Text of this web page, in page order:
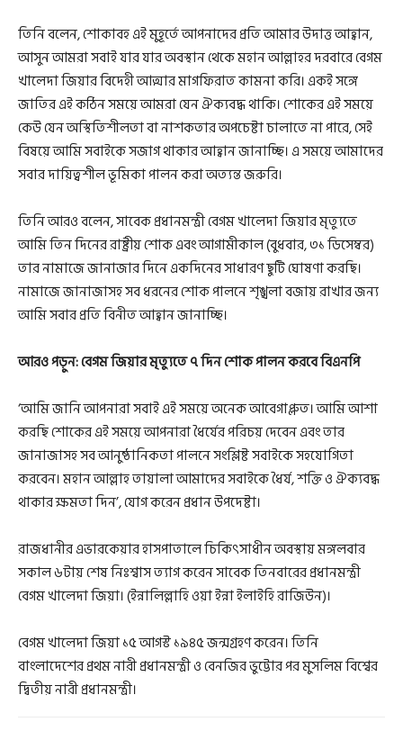
তিনি বলেন, শোকাবহ এই মুহূর্তে আপনাদের প্রতি আমার উদাত্ত আহ্বান,
আসুন আমরা সবাই যার যার অবস্থান থেকে মহান আল্লাহর দরবারে বেগম
খালেদা জিয়ার বিদেহী আত্মার মাগফিরাত কামনা করি। একই সঙ্গে
জাতির এই কঠিন সময়ে আমরা যেন ঐক্যবদ্ধ থাকি। শোকের এই সময়ে
কেউ যেন অস্থিতিশীলতা বা নাশকতার অপচেষ্টা চালাতে না পারে, সেই
বিষয়ে আমি সবাইকে সজাগ থাকার আহ্বান জানাচ্ছি। এ সময়ে আমাদের
সবার দায়িত্বশীল ভূমিকা পালন করা অত্যন্ত জরুরি।
তিনি আরও বলেন, সাবেক প্রধানমন্ত্রী বেগম খালেদা জিয়ার মৃত্যুতে
আমি তিন দিনের রাষ্ট্রীয় শোক এবং আগামীকাল (বুধবার, ৩১ ডিসেম্বর)
তার নামাজে জানাজার দিনে একদিনের সাধারণ ছুটি ঘোষণা করছি।
নামাজে জানাজাসহ সব ধরনের শোক পালনে শৃঙ্খলা বজায় রাখার জন্য
আমি সবার প্রতি বিনীত আহ্বান জানাচ্ছি।
আরও পড়ুন:বেগম জিয়ার মৃত্যুতে ৭ দিন শোক পালন করবে বিএনপি
‘আমি জানি আপনারা সবাই এই সময়ে অনেক আবেগাপ্লুত। আমি আশা
করছি শোকের এই সময়ে আপনারা ধৈর্যের পরিচয় দেবেন এবং তার
জানাজাসহ সব আনুষ্ঠানিকতা পালনে সংশ্লিষ্ট সবাইকে সহযোগিতা
করবেন। মহান আল্লাহ তায়ালা আমাদের সবাইকে ধৈর্য, শক্তি ও ঐক্যবদ্ধ
থাকার ক্ষমতা দিন’, যোগ করেন প্রধান উপদেষ্টা।
রাজধানীর এভারকেয়ার হাসপাতালে চিকিৎসাধীন অবস্থায় মঙ্গলবার
সকাল ৬টায় শেষ নিঃশ্বাস ত্যাগ করেন সাবেক তিনবারের প্রধানমন্ত্রী
বেগম খালেদা জিয়া। (ইন্নালিল্লাহি ওয়া ইন্না ইলাইহি রাজিউন)।
বেগম খালেদা জিয়া ১৫ আগস্ট ১৯৪৫ জন্মগ্রহণ করেন। তিনি
বাংলাদেশের প্রথম নারী প্রধানমন্ত্রী ও বেনজির ভুট্টোর পর মুসলিম বিশ্বের
দ্বিতীয় নারী প্রধানমন্ত্রী।